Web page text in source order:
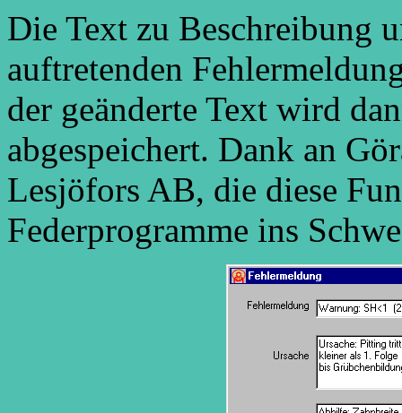
Die Text zu Beschreibung
auftretenden
der geänderte Text wird
abgespeichert. Dank an
Lesjöfors AB, die diese
Federprogramme ins